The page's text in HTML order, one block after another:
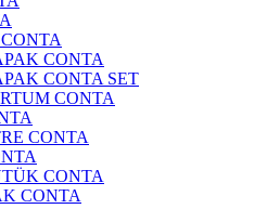
CONTA
CONTA SET
CONTA
CONTA
CONTA
CONTA